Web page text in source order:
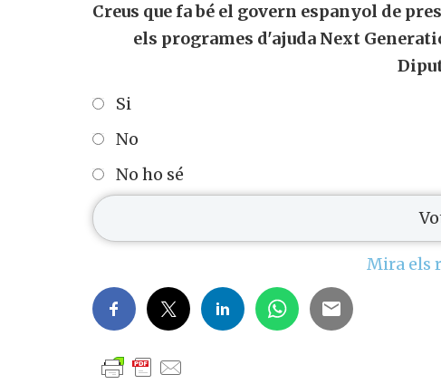
Creus que fa bé el govern espanyol de
els programes d'ajuda Next
Si
No
No ho sé
Mira els